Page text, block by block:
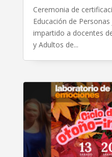
Ceremonia de
Educación de
impartido a docentes
y Adultos de...